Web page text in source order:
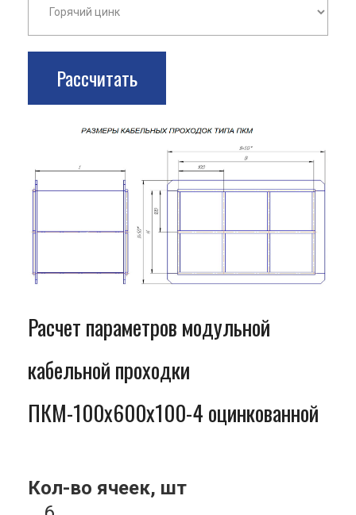
Рассчитать
Расчет параметров модульной
кабельной проходки
ПКМ-100x600x100-4 оцинкованной
Кол-во ячеек, шт